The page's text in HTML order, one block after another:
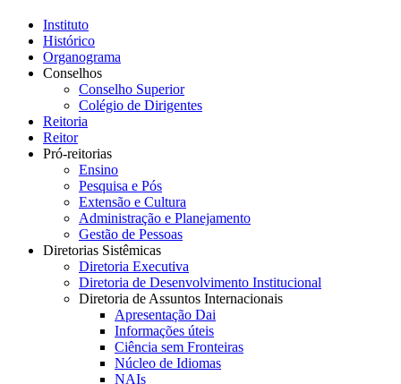
Instituto
Histórico
Organograma
Conselhos
Conselho Superior
Colégio de Dirigentes
Reitoria
Reitor
Pró-reitorias
Ensino
Pesquisa e Pós
Extensão e Cultura
Administração e Planejamento
Gestão de Pessoas
Diretorias Sistêmicas
Diretoria Executiva
Diretoria de Desenvolvimento Institucional
Diretoria de Assuntos Internacionais
Apresentação Dai
Informações úteis
Ciência sem Fronteiras
Núcleo de Idiomas
NAIs